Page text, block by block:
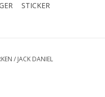
STICKER
/ JACK DANIEL